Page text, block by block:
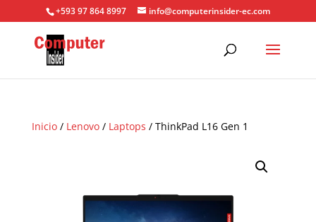
+593 97 864 8997 info@computerinsider-ec.com
Inicio/ Lenovo/ Laptops / ThinkPad L16 Gen 1